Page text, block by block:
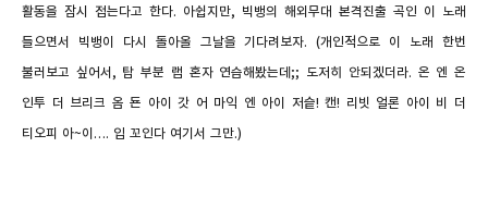
활동을 잠시 접는다고 한다. 아쉽지만, 빅뱅의 해외무대 본격진출 곡인 이 노래
들으면서 빅뱅이 다시 돌아올 그날을 기다려보자. (개인적으로 이 노래 한번
불러보고 싶어서, 탑 부분 랩 혼자 연습해봤는데;; 도저히 안되겠더라. 온 엔 온
인투 더 브리크 옵 됸 아이 갓 어 마익 엔 아이 저슽!캔! 리빗 얼론 아이 비 더
티오피 아~이…. 입 꼬인다 여기서 그만.)